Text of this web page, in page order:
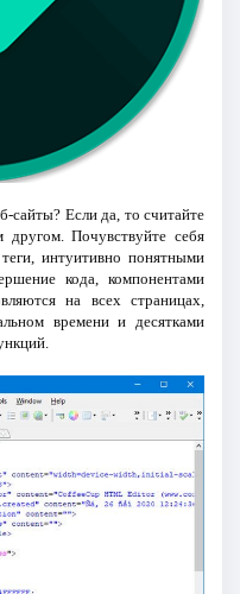
сайты? Если да, то считайте
Почувствуйте себя
интуитивно понятными
кода, компонентами
на всех страницах,
времени и десятками